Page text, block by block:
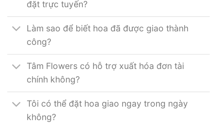
đặt trực tuyến?
Làm sao để biết hoa đã được giao thành
công?
Tâm Flowers có hỗ trợ xuất hóa đơn tài
chính không?
Tôi có thể đặt hoa giao ngay trong ngày
không?